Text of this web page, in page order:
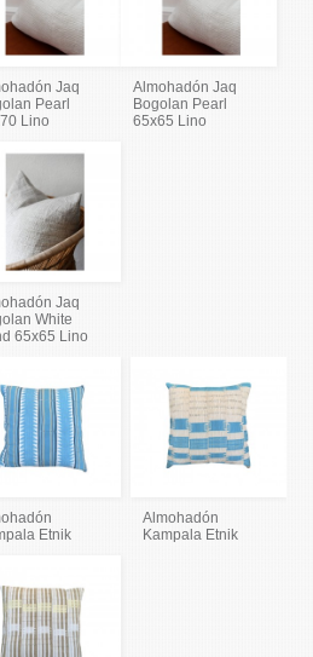
Jaq
Pearl
Lino
Almohadón Jaq
Bogolan Pearl
65x65 Lino
Jaq
White
65x65 Lino
Etnik
Almohadón
Kampala Etnik